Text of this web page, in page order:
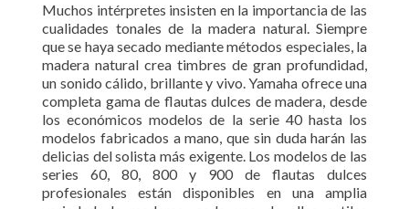
Muchos intérpretes insisten en la importancia de las
cualidades tonales de la madera natural. Siempre
que se haya secado mediante métodos especiales, la
madera natural crea timbres de gran profundidad,
un sonido cálido, brillante y vivo. Yamaha ofrece una
completa gama de flautas dulces de madera, desde
los económicos modelos de la serie 40 hasta los
modelos fabricados a mano, que sin duda harán las
delicias del solista más exigente. Los modelos de las
series 60, 80, 800 y 900 de flautas dulces
profesionales están disponibles en una amplia